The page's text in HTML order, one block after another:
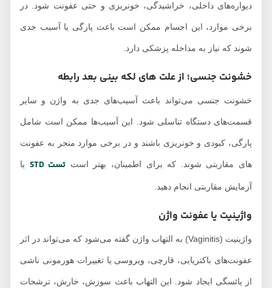
دیواره‌های داخلی، خراشیدگی، خونریزی و حتی عفونت شود. در
برخی موارد، این اجسام ممکن است باعث پارگی یا آسیب جدی
شوند که نیاز به مداخله پزشکی دارد.
خشونت جنسی؛ از علت های لکه بینی بعد رابطه
خشونت جنسی می‌تواند باعث آسیب‌های جدی به واژن و سایر
قسمت‌های دستگاه تناسلی شود. این آسیب‌ها ممکن است شامل
پارگی، کبودی و خونریزی باشند و در برخی موارد منجر به عفونت
های مقاربتی شوند. که برای اطمینان، بهتر استتست STD یا
آزمایش مقاربتی انجام دهید.
واژینیت یا عفونت واژن
واژینیت (Vaginitis) به التهاب واژن گفته می‌شود که می‌تواند در اثر
عفونت‌های باکتریایی، قارچی، ویروسی یا تغییرات هورمونی ناشی
از یائسگی ایجاد شود. این التهاب باعث سوزش، خارش، ترشحات